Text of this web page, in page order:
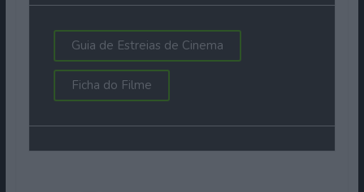
Guia de Estreias de Cinema
Ficha do Filme